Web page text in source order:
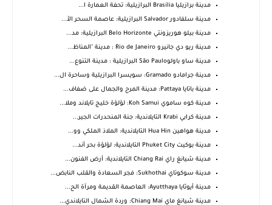
مدينة برازيليا Brasília البرازيلية: تحفة العمارة ا...
مدينة سلفادور Salvador البرازيلية: عاصمة السحر الأ...
مدينة بيلو هوريزونتي Belo Horizonte البرازيلية: مد...
مدينة ريو دي جانيرو Rio de Janeiro : مدينة "المناظ...
مدينة ساو باولوSão Paulo البرازيلية : مدينة التنوع...
مدينة جرامادو Gramado: سويسرا البرازيلية وساحرة ال...
مدينة باتايا Pattaya: مدينة المرح والجمال على ضفاف...
مدينة كوه ساموي Koh Samui: لؤلؤة خليج تايلاند وملا...
مدينة كرابي Krabi التايلاندية: جنة المنحدرات الجير...
مدينة هواهين Hua Hin التايلاندية: الملاذ الملكي وو...
مدينة بوكيت Phuket City التايلاندية: لؤلؤة بحر أند...
مدينة شيانغ راي Chiang Rai التايلاندية: أرض الفنون...
مدينة سوكوتاي Sukhothai: فجر السعادة والقلب النابض...
مدينة أيوثايا Ayutthaya: العاصمة القديمة ومرآة الح...
مدينة شيانغ ماي Chiang Mai: وردة الشمال التايلاندي...